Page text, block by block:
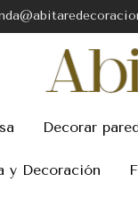
Decorar
y Decoración